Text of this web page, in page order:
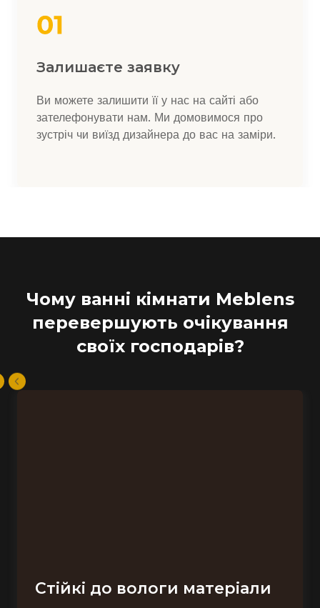
Залишаєте заявку
Ви можете залишити її у нас на сайті або
зателефонувати нам. Ми домовимося про
зустріч чи виїзд дизайнера до вас на заміри.
Чому ванні кімнати Meblens
перевершують очікування
своїх господарів?
Стійкі до вологи матеріали